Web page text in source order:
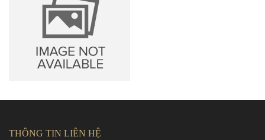
THÔNG TIN LIÊN HỆ